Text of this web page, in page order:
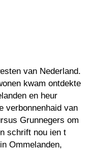
van Nederland.
kwam ontdekte
en heur
verbonnenhaid van
Grunnegers om
schrift nou ien t
Ommelanden,